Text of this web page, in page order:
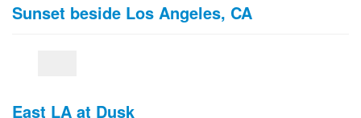
Sunset beside Los Angeles, CA
East LA at Dusk